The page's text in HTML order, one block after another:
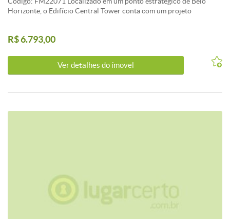
Horizonte, o Edifício Central Tower conta com um projeto
fernandomendoncaimoveis.com.br CARACTERISTICAS:3 Elevador
R$ 6.793,00
Ver detalhes do ímovel